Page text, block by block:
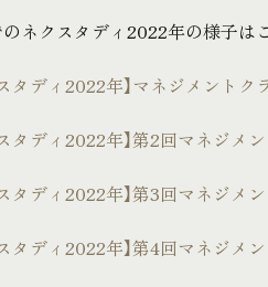
ネクスタディ2022年の様子は
タディ2022年】マネジメント
タディ2022年】第2回マネジメ
タディ2022年】第3回マネジメ
タディ2022年】第4回マネジメ